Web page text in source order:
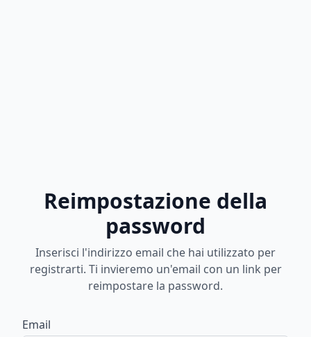
Reimpostazione della
password
Inserisci l'indirizzo email che hai utilizzato per
registrarti. Ti invieremo un'email con un link per
reimpostare la password.
Email